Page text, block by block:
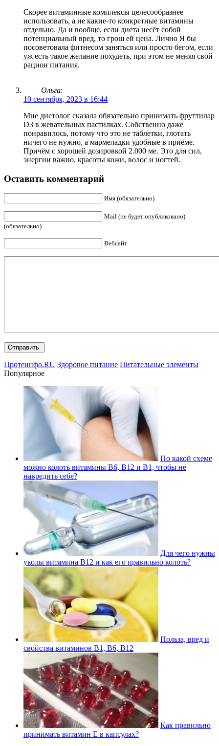
Скорее витаминные комплексы целесообразнее
использовать, а не какие-то конкретные витамины
отдельно. Да и вообще, если диета несёт собой
потенциальный вред, то грош ей цена. Лично Я бы
посоветовала фитнесом заняться или просто бегом, если
уж есть такое желание похудеть, при этом не меняя свой
рацион питания.
Ольга:
10 сентября, 2023 в 16:44
Мне диетолог сказала обязательно принимать фруттилар
D3 в жевательных пастилках. Собственно даже
понравилось, потому что это не таблетки, глотать
ничего не нужно, а мармеладки удобные в приёме.
Причём с хорошей дозировкой 2.000 ме. Это для сил,
энергии важно, красоты кожи, волос и ногтей.
Оставить комментарий
Имя (обязательно)
Mail (не будет опубликовано)
(обязательно)
Вебсайт
Протеинфо.RU Здоровое питание Питательные элементы
Популярное
По какой схеме
можно колоть витамины В6, В12 и В1, чтобы не
навредить себе?
Для чего нужны
уколы витамина В12 и как его правильно колоть?
Польза, вред и
свойства витаминов В1, В6, В12
Как правильно
принимать витамин Е в капсулах?